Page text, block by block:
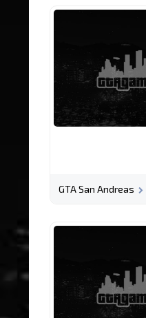
GTA San Andreas